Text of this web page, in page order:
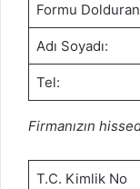
Formu
Adı Soyadı:
Tel:
Firmanızın
T.C. Kimlik No